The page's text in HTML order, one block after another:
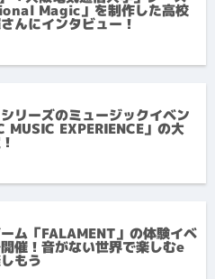
Magic」を制作した高校
んにインタビュー！
シリーズのミュージックイベン
MUSIC EXPERIENCE」の大
ム「FALAMENT」の体験イベ
催！音がない世界で楽しむe
もう